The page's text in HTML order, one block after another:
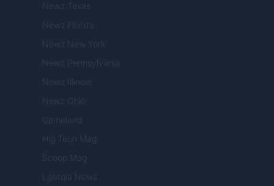
Newz Texas
Newz Florida
Newz New York
Newz Pennsylvania
Newz Illinois
Newz Ohio
Gameland
Hig Tech Mag
Scoop Mag
Lgbtqia News